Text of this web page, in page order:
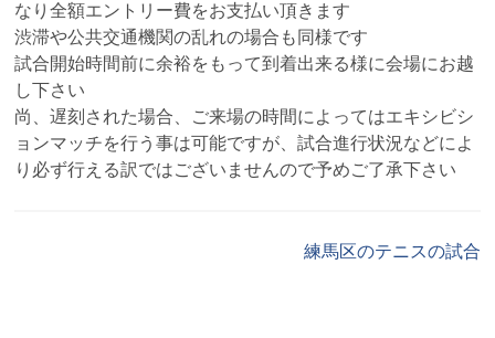
なり全額エントリー費をお支払い頂きます
渋滞や公共交通機関の乱れの場合も同様です
試合開始時間前に余裕をもって到着出来る様に会場にお越
し下さい
尚、遅刻された場合、ご来場の時間によってはエキシビシ
ョンマッチを行う事は可能ですが、試合進行状況などによ
り必ず行える訳ではございませんので予めご了承下さい
練馬区のテニスの試合